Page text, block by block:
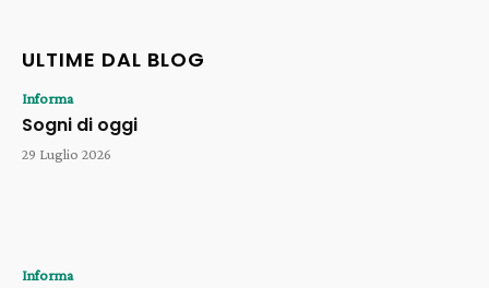
ULTIME DAL BLOG
Informa
Sogni di oggi
29 Luglio 2026
Informa